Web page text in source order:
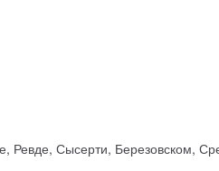
Сысерти, Березовском,